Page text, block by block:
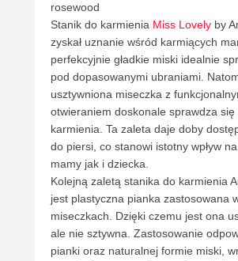
rosewood
Stanik do karmienia Miss Lovely by
zyskał uznanie wśród karmiących
perfekcyjnie gładkie miski idealnie
pod dopasowanymi ubraniami.
usztywniona miseczka z
otwieraniem doskonale sprawdza się
karmienia. Ta zaleta daje doby
do piersi, co stanowi istotny wpływ
mamy jak i dziecka.
Kolejną zaletą stanika do karmienia
jest plastyczna pianka zastosowana
miseczkach. Dzięki czemu jest ona
ale nie sztywna. Zastosowanie
pianki oraz naturalnej formie miski,